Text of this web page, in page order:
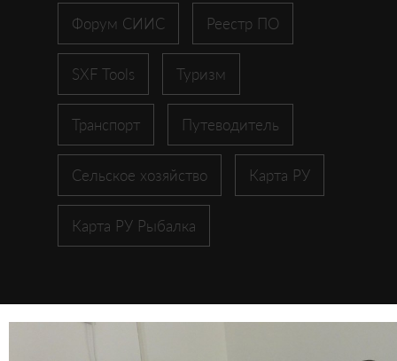
Форум СИИС Реестр ПО
SXF Tools Туризм
Транспорт Путеводитель
Сельское хозяйство Карта РУ
Карта РУ Рыбалка